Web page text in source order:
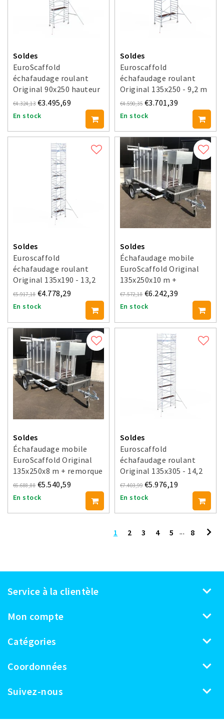
Soldes
EuroScaffold
échafaudage roulant
Original 90x250 hauteur
travail 10,2 m
€4.324,13 €3.495,69
En stock
Soldes
Euroscaffold
échafaudage roulant
Original 135x250 - 9,2 m
hauteur travail
€4.590,35 €3.701,39
En stock
Soldes
Euroscaffold
échafaudage roulant
Original 135x190 - 13,2
m hauteur travail
€5.917,18 €4.778,29
En stock
Soldes
Échafaudage mobile
EuroScaffold Original
135x250x10 m +
remorque fermée
€7.572,18 €6.242,39
En stock
Soldes
Échafaudage mobile
EuroScaffold Original
135x250x8 m + remorque
fermée
€6.688,88 €5.540,59
En stock
Soldes
Euroscaffold
échafaudage roulant
Original 135x305 - 14,2
m hauteur travail
€7.403,99 €5.976,19
En stock
1 2 3 4 5 ... 8
Service à la clientèle
Mon compte
Catégories
Coordonnées
Suivez-nous